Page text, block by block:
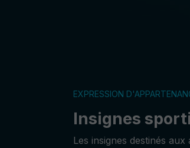
EXPRESSION
Insignes
Les insignes destinés